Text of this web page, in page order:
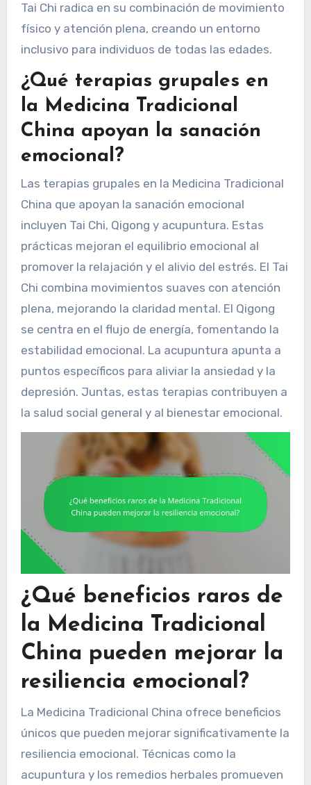
Tai Chi radica en su combinación de movimiento
físico y atención plena, creando un entorno
inclusivo para individuos de todas las edades.
¿Qué terapias grupales en
la Medicina Tradicional
China apoyan la sanación
emocional?
Las terapias grupales en la Medicina Tradicional
China que apoyan la sanación emocional
incluyen Tai Chi, Qigong y acupuntura. Estas
prácticas mejoran el equilibrio emocional al
promover la relajación y el alivio del estrés. El Tai
Chi combina movimientos suaves con atención
plena, mejorando la claridad mental. El Qigong
se centra en el flujo de energía, fomentando la
estabilidad emocional. La acupuntura apunta a
puntos específicos para aliviar la ansiedad y la
depresión. Juntas, estas terapias contribuyen a
la salud social general y al bienestar emocional.
¿Qué beneficios raros de
la Medicina Tradicional
China pueden mejorar la
resiliencia emocional?
La Medicina Tradicional China ofrece beneficios
únicos que pueden mejorar significativamente la
resiliencia emocional. Técnicas como la
acupuntura y los remedios herbales promueven